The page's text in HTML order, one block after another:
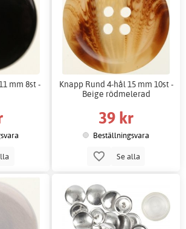
mm 8st -
Knapp Rund 4-hål 15 mm 10st -
Beige rödmelerad
39 kr
Beställningsvara
Se alla